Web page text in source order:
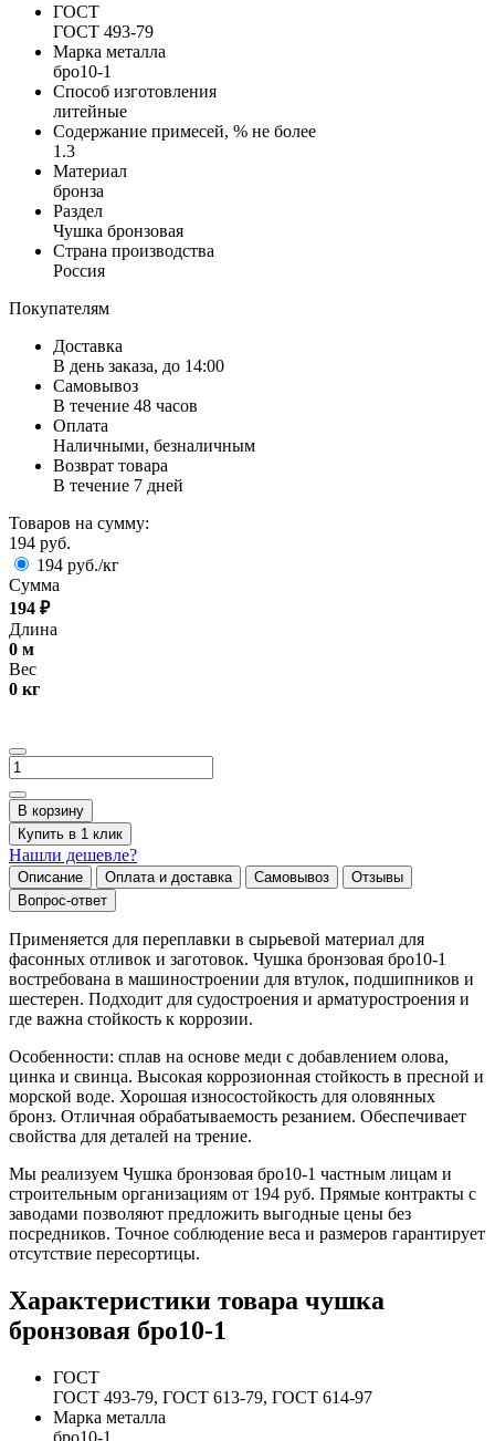
ГОСТ
ГОСТ 493-79
Марка металла
бро10-1
Способ изготовления
литейные
Содержание примесей, % не более
1.3
Материал
бронза
Раздел
Чушка бронзовая
Страна производства
Россия
Покупателям
Доставка
В день заказа, до 14:00
Самовывоз
В течение 48 часов
Оплата
Наличными, безналичным
Возврат товара
В течение 7 дней
Товаров на сумму:
194 руб.
194 руб./кг
Сумма
194 ₽
Длина
0 м
Вес
0 кг
В корзину
Купить в 1 клик
Нашли дешевле?
Описание Оплата и доставка Самовывоз
Отзывы
Вопрос-ответ
Применяется для переплавки в сырьевой материал для
фасонных отливок и заготовок. Чушка бронзовая бро10-1
востребована в машиностроении для втулок, подшипников и
шестерен. Подходит для судостроения и арматуростроения и
где важна стойкость к коррозии.
Особенности: сплав на основе меди с добавлением олова,
цинка и свинца. Высокая коррозионная стойкость в пресной и
морской воде. Хорошая износостойкость для оловянных
бронз. Отличная обрабатываемость резанием. Обеспечивает
свойства для деталей на трение.
Мы реализуем Чушка бронзовая бро10-1 частным лицам и
строительным организациям от 194 руб. Прямые контракты с
заводами позволяют предложить выгодные цены без
посредников. Точное соблюдение веса и размеров гарантирует
отсутствие пересортицы.
Характеристики товара чушка
бронзовая бро10-1
ГОСТ
ГОСТ 493-79, ГОСТ 613-79, ГОСТ 614-97
Марка металла
бро10-1